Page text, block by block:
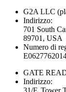
G2A LLC
Indirizzo:
701 South
89701, USA
Numero di
GATE
Indirizzo: